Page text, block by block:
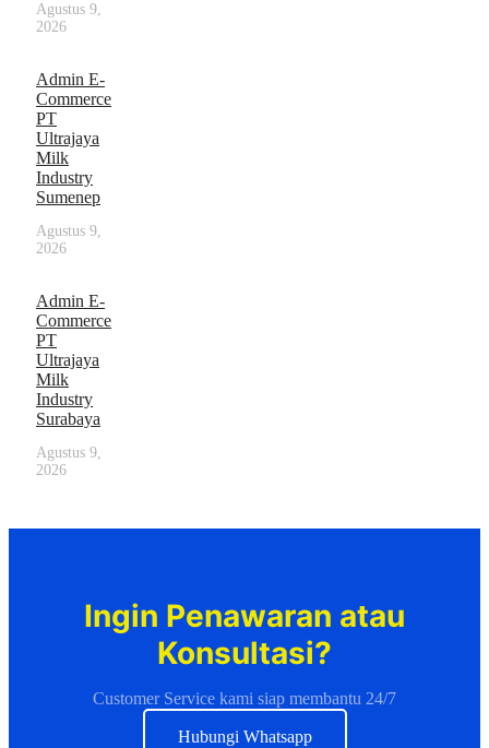
Agustus 9,
2026
Admin E-
Commerce
PT
Ultrajaya
Milk
Industry
Sumenep
Agustus 9,
2026
Admin E-
Commerce
PT
Ultrajaya
Milk
Industry
Surabaya
Agustus 9,
2026
Ingin Penawaran atau
Konsultasi?
Customer Service kami siap membantu 24/7
Hubungi Whatsapp